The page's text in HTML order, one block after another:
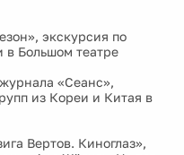
экскурсия по
в Большом театре
«Сеанс»,
из Кореи и Китая в
Вертов. Киноглаз»,